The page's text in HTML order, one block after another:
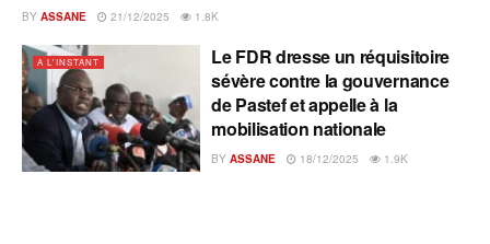
BY ASSANE 21/12/2025 1.8K
A L'INSTANT
Le FDR dresse un réquisitoire
sévère contre la gouvernance
de Pastef et appelle à la
mobilisation nationale
BY ASSANE 18/12/2025 1.9K